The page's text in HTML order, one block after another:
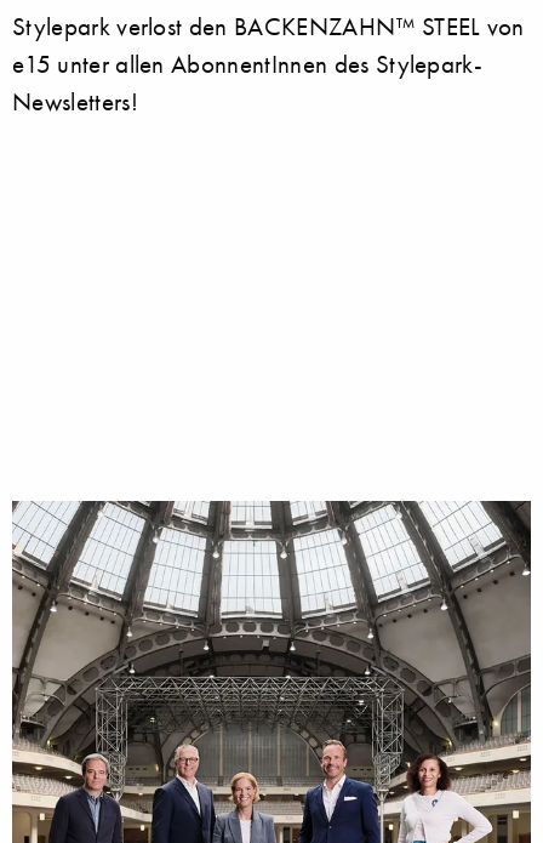
Stylepark verlost den BACKENZAHN™ STEEL von
e15 unter allen AbonnentInnen des Stylepark-
Newsletters!